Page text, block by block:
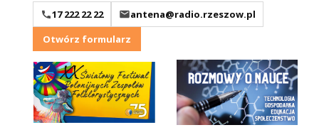
17 222 22 22
antena@radio.rzeszow.pl
Otwórz formularz